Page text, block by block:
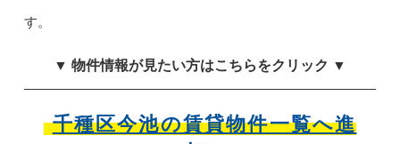
す。
▼ 物件情報が見たい方はこちらをクリック ▼
千種区今池の賃貸物件一覧へ進